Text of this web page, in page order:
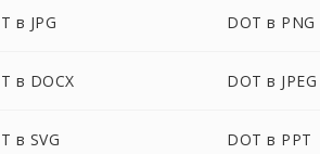
в JPG DOT в PNG
в DOCX DOT в JPEG
в SVG DOT в PPT